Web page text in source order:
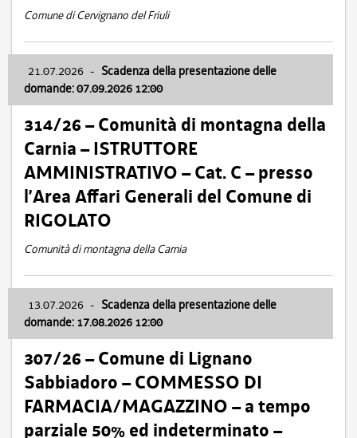
Comune di Cervignano del Friuli
21.07.2026 - Scadenza della presentazione delle
domande: 07.09.2026 12:00
314/26 – Comunità di montagna della
Carnia – ISTRUTTORE
AMMINISTRATIVO – Cat. C – presso
l’Area Affari Generali del Comune di
RIGOLATO
Comunità di montagna della Carnia
13.07.2026 - Scadenza della presentazione delle
domande: 17.08.2026 12:00
307/26 – Comune di Lignano
Sabbiadoro – COMMESSO DI
FARMACIA/MAGAZZINO – a tempo
parziale 50% ed indeterminato –